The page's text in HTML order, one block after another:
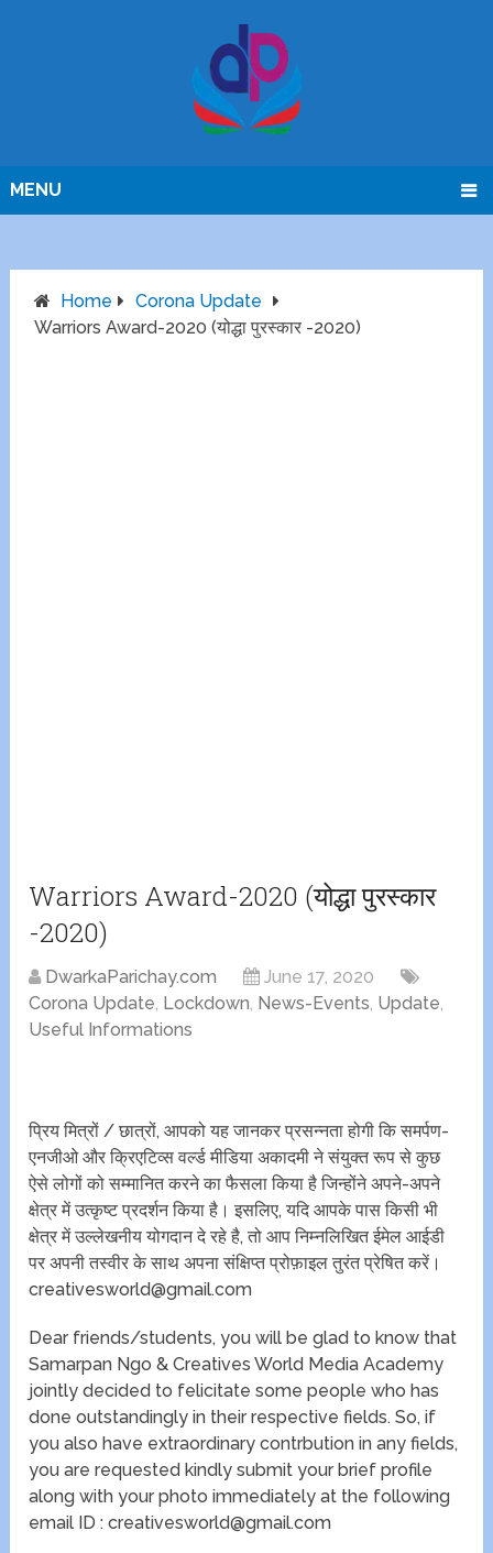
MENU
Home
Corona Update
Warriors Award-2020 (योद्धा पुरस्कार -2020)
Warriors Award-2020 (योद्धा पुरस्कार
-2020)
DwarkaParichay.com
June 17, 2020
Corona Update, Lockdown, News-Events, Update,
Useful Informations
प्रिय मित्रों / छात्रों, आपको यह जानकर प्रसन्नता होगी कि समर्पण-
एनजीओ और क्रिएटिव्स वर्ल्ड मीडिया अकादमी ने संयुक्त रूप से कुछ
ऐसे लोगों को सम्मानित करने का फैसला किया है जिन्होंने अपने-अपने
क्षेत्र में उत्कृष्ट प्रदर्शन किया है। इसलिए, यदि आपके पास किसी भी
क्षेत्र में उल्लेखनीय योगदान दे रहे है, तो आप निम्नलिखित ईमेल आईडी
पर अपनी तस्वीर के साथ अपना संक्षिप्त प्रोफ़ाइल तुरंत प्रेषित करें।
creativesworld@gmail.com
Dear friends/students, you will be glad to know that
Samarpan Ngo & Creatives World Media Academy
jointly decided to felicitate some people who has
done outstandingly in their respective fields. So, if
you also have extraordinary contrbution in any fields,
you are requested kindly submit your brief profile
along with your photo immediately at the following
email ID : creativesworld@gmail.com